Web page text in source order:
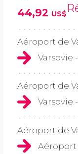
44,92 US$
Aéroport de
Varsovie
Aéroport de
Varsovie
Aéroport de
Aéroport